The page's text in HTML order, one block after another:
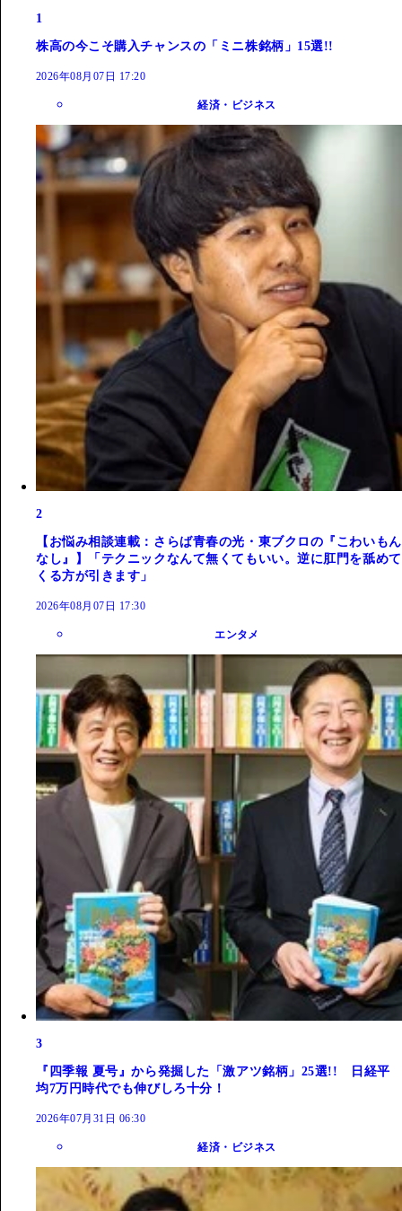
1
株高の今こそ購入チャンスの「ミニ株銘柄」15選!!
2026年08月07日 17:20
経済・ビジネス
2
【お悩み相談連載：さらば青春の光・東ブクロの『こわいもん
なし』】「テクニックなんて無くてもいい。逆に肛門を舐めて
くる方が引きます」
2026年08月07日 17:30
エンタメ
3
『四季報 夏号』から発掘した「激アツ銘柄」25選!! 日経平
均7万円時代でも伸びしろ十分！
2026年07月31日 06:30
経済・ビジネス